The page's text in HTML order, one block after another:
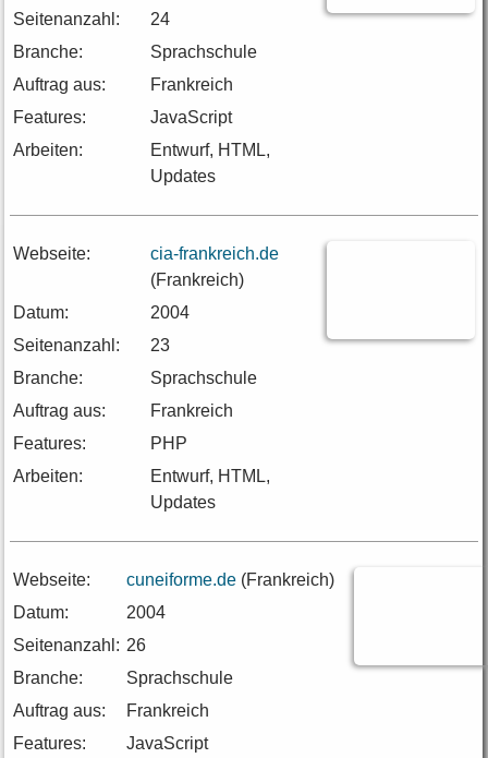
Seitenanzahl:
24
Branche:
Sprachschule
Auftrag aus:
Frankreich
Features:
JavaScript
Arbeiten:
Entwurf, HTML,
Updates
Webseite:
cia-frankreich.de
(Frankreich)
Datum:
2004
Seitenanzahl:
23
Branche:
Sprachschule
Auftrag aus:
Frankreich
Features:
PHP
Arbeiten:
Entwurf, HTML,
Updates
Webseite: cuneiforme.de(Frankreich)
Datum:
2004
Seitenanzahl: 26
Branche:
Sprachschule
Auftrag aus:
Frankreich
Features:
JavaScript